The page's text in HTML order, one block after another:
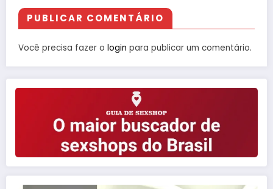
PUBLICAR COMENTÁRIO
Você precisa fazer o login para publicar um comentário.